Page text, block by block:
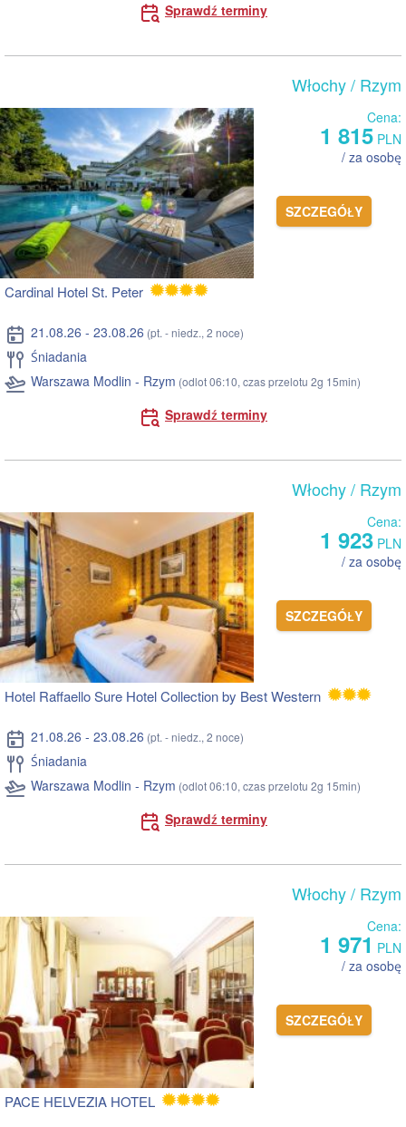
Sprawdź terminy
Włochy/ Rzym
Cena:
1 815 PLN
/ za osobę
SZCZEGÓŁY
Cardinal Hotel St. Peter
21.08.26 - 23.08.26 (pt. - niedz., 2 noce)
Śniadania
Warszawa Modlin - Rzym (odlot 06:10, czas przelotu 2g 15min)
Sprawdź terminy
Włochy/ Rzym
Cena:
1 923 PLN
/ za osobę
SZCZEGÓŁY
Hotel Raffaello Sure Hotel Collection by Best Western
21.08.26 - 23.08.26 (pt. - niedz., 2 noce)
Śniadania
Warszawa Modlin - Rzym (odlot 06:10, czas przelotu 2g 15min)
Sprawdź terminy
Włochy/ Rzym
Cena:
1 971 PLN
/ za osobę
SZCZEGÓŁY
PACE HELVEZIA HOTEL